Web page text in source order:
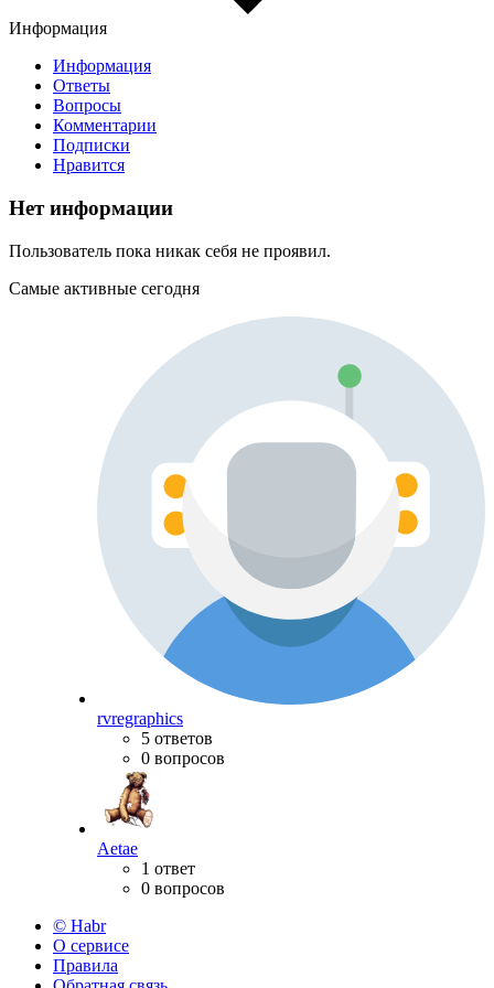
Информация
Информация
Ответы
Вопросы
Комментарии
Подписки
Нравится
Нет информации
Пользователь пока никак себя не проявил.
Самые активные сегодня
rvregraphics
5 ответов
0 вопросов
Aetae
1 ответ
0 вопросов
© Habr
О сервисе
Правила